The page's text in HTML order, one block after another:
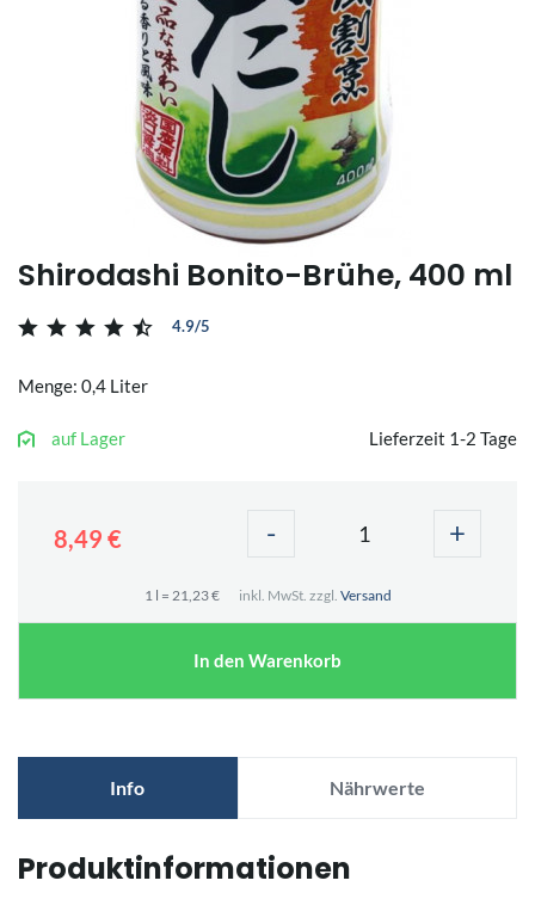
Shirodashi Bonito-Brühe, 400 ml
4.9/5
Menge: 0,4 Liter
auf Lager Lieferzeit 1-2 Tage
8,49 € - +
1 l = 21,23 € inkl. MwSt. zzgl. Versand
In den Warenkorb
Info Nährwerte
Produktinformationen